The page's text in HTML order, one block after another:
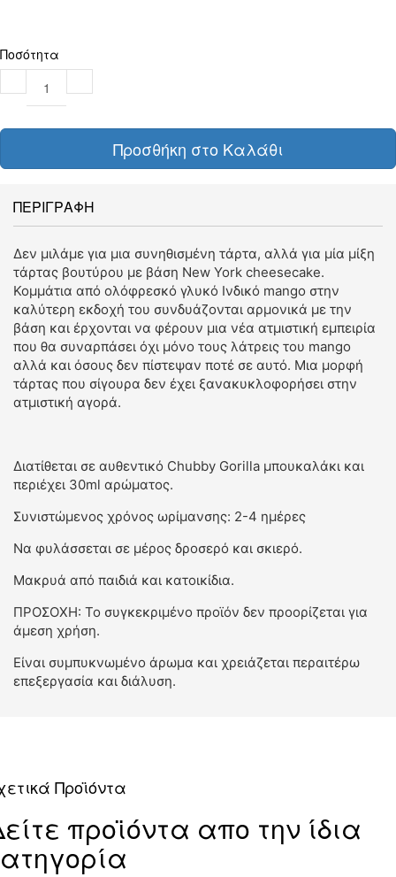
Ποσότητα
Προσθήκη στο Καλάθι
ΠΕΡΙΓΡΑΦΗ
Δεν μιλάμε για μια συνηθισμένη τάρτα, αλλά για μία μίξη
τάρτας βουτύρου με βάση New York cheesecake.
Κομμάτια από ολόφρεσκό γλυκό Ινδικό mango στην
καλύτερη εκδοχή του συνδυάζονται αρμονικά με την
βάση και έρχονται να φέρουν μια νέα ατμιστική εμπειρία
που θα συναρπάσει όχι μόνο τους λάτρεις του mango
αλλά και όσους δεν πίστεψαν ποτέ σε αυτό. Μια μορφή
τάρτας που σίγουρα δεν έχει ξανακυκλοφορήσει στην
ατμιστική αγορά.
Διατίθεται σε αυθεντικό Chubby Gorilla μπουκαλάκι και
περιέχει 30ml αρώματος.
Συνιστώμενος χρόνος ωρίμανσης: 2-4 ημέρες
Να φυλάσσεται σε μέρος δροσερό και σκιερό.
Μακρυά από παιδιά και κατοικίδια.
ΠΡΟΣΟΧΗ: Το συγκεκριμένο προϊόν δεν προορίζεται για
άμεση χρήση.
Είναι συμπυκνωμένο άρωμα και χρειάζεται περαιτέρω
επεξεργασία και διάλυση.
Προϊόντα
προϊόντα απο την ίδια